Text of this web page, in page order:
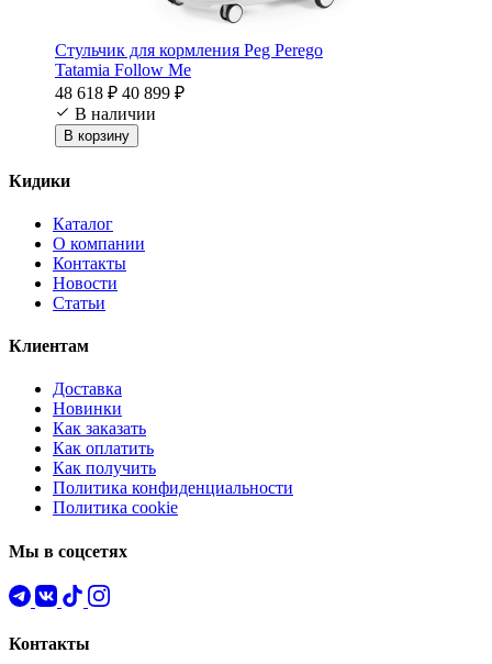
Стульчик для кормления Peg Perego
Tatamia Follow Me
48 618 ₽ 40 899 ₽
В наличии
В корзину
Кидики
Каталог
О компании
Контакты
Новости
Статьи
Клиентам
Доставка
Новинки
Как заказать
Как оплатить
Как получить
Политика конфиденциальности
Политика cookie
Мы в соцсетях
Контакты